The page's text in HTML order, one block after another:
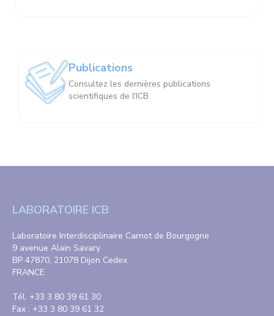
Publications
Consultez les dernières publications
scientifiques de l'ICB
LABORATOIRE ICB
Laboratoire Interdisciplinaire Carnot de Bourgogne
9 avenue Alain Savary
BP 47870, 21078 Dijon Cedex
FRANCE
Tél. +33 3 80 39 61 30
Fax : +33 3 80 39 61 32